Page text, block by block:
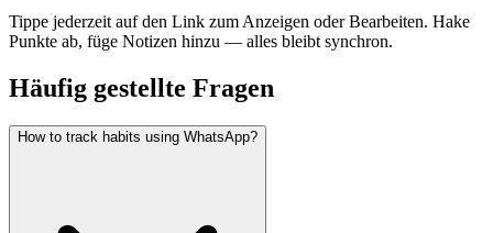
Tippe jederzeit auf den Link zum Anzeigen oder Bearbeiten. Hake
Punkte ab, füge Notizen hinzu — alles bleibt synchron.
Häufig gestellte Fragen
How to track habits using WhatsApp?